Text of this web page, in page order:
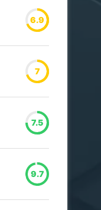
6.9
7
7.5
9.7